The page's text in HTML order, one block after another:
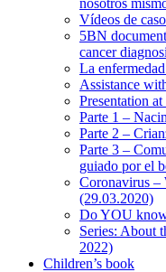
nosotros
Vídeos de
5BN
cancer
La
Assistance
Presentation
Parte 1 –
Parte 2 –
Parte 3 –
guiado por el
Coronavirus –
(29.03.2020)
Do YOU
Series: About
2022)
Children’s book